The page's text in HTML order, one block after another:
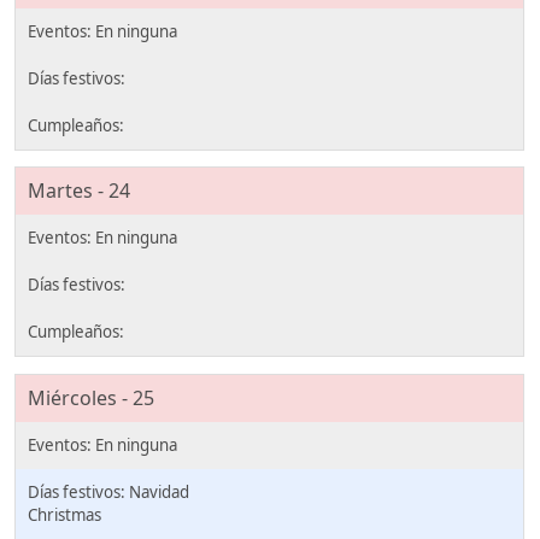
Martes - 24
Miércoles - 25
Navidad
Christmas